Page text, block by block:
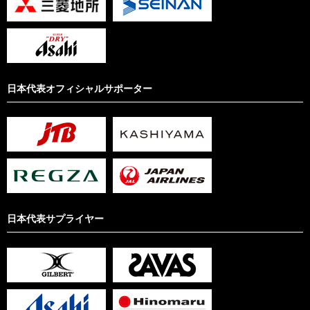
日本代表オフィシャルサポーター
日本代表サプライヤー